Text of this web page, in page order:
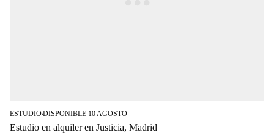
ESTUDIO■DISPONIBLE 10 AGOSTO
Estudio en alquiler en Justicia, Madrid